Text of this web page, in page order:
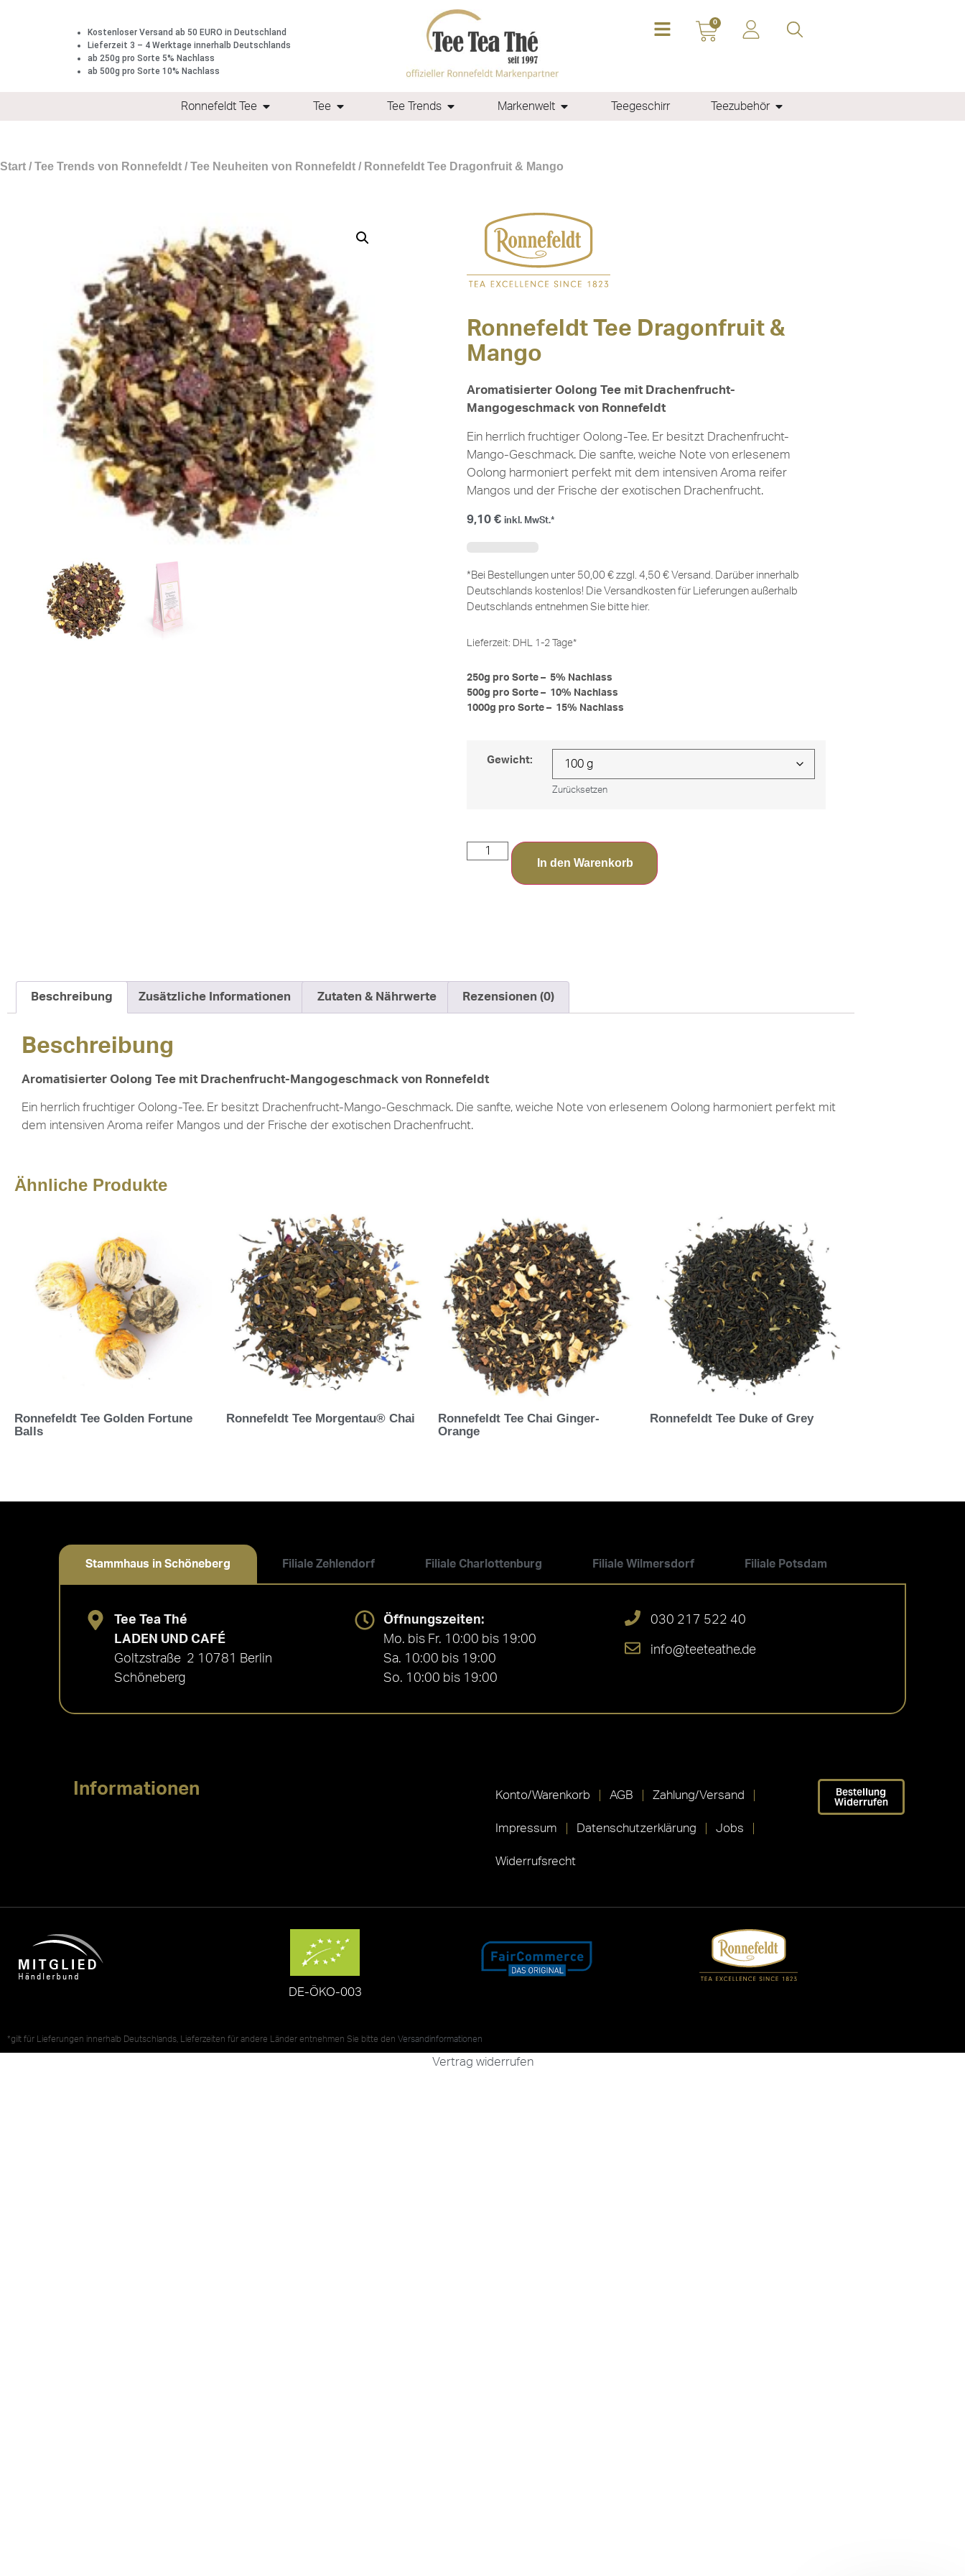
Kostenloser Versand ab 50 EURO in Deutschland
Lieferzeit 3 – 4 Werktage innerhalb Deutschlands
ab 250g pro Sorte 5% Nachlass
ab 500g pro Sorte 10% Nachlass
0
Ronnefeldt Tee Tee Tee Trends Markenwelt Teegeschirr Teezubehör
Start / Tee Trends von Ronnefeldt / Tee Neuheiten von Ronnefeldt / Ronnefeldt Tee Dragonfruit & Mango
Ronnefeldt Tee Dragonfruit &
Mango
Aromatisierter Oolong Tee mit Drachenfrucht-
Mangogeschmack von Ronnefeldt
Ein herrlich fruchtiger Oolong-Tee. Er besitzt Drachenfrucht-
Mango-Geschmack. Die sanfte, weiche Note von erlesenem
Oolong harmoniert perfekt mit dem intensiven Aroma reifer
Mangos und der Frische der exotischen Drachenfrucht.
9,10 € inkl. MwSt.*
*Bei Bestellungen unter 50,00 € zzgl. 4,50 € Versand. Darüber innerhalb
Deutschlands kostenlos! Die Versandkosten für Lieferungen außerhalb
Deutschlands entnehmen Sie bitte hier.
Lieferzeit: DHL 1-2 Tage*
250g pro Sorte – 5% Nachlass
500g pro Sorte – 10% Nachlass
1000g pro Sorte – 15% Nachlass
Gewicht:
Zurücksetzen
In den Warenkorb
Beschreibung Zusätzliche Informationen Zutaten & Nährwerte Rezensionen (0)
Beschreibung
Aromatisierter Oolong Tee mit Drachenfrucht-Mangogeschmack von Ronnefeldt
Ein herrlich fruchtiger Oolong-Tee. Er besitzt Drachenfrucht-Mango-Geschmack. Die sanfte, weiche Note von erlesenem Oolong harmoniert perfekt mit
dem intensiven Aroma reifer Mangos und der Frische der exotischen Drachenfrucht.
Ähnliche Produkte
Ronnefeldt Tee Golden Fortune
Balls
Ronnefeldt Tee Morgentau® Chai
Ronnefeldt Tee Chai Ginger-
Orange
Ronnefeldt Tee Duke of Grey
Stammhaus in Schöneberg Filiale Zehlendorf Filiale Charlottenburg Filiale Wilmersdorf Filiale Potsdam
Tee Tea Thé
LADEN UND CAFÉ
Goltzstraße 2 10781 Berlin
Schöneberg
Öffnungszeiten:
Mo. bis Fr. 10:00 bis 19:00
Sa. 10:00 bis 19:00
So. 10:00 bis 19:00
030 217 522 40
info@teeteathe.de
Informationen Konto/Warenkorb AGB Zahlung/Versand
Impressum Datenschutzerklärung Jobs
Widerrufsrecht
Bestellung
Widerrufen
DE-ÖKO-003
*gilt für Lieferungen innerhalb Deutschlands, Lieferzeiten für andere Länder entnehmen Sie bitte den Versandinformationen
Vertrag widerrufen